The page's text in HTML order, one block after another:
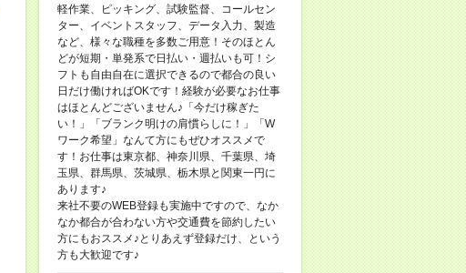
軽作業、ピッキング、試験監督、コールセン
ター、イベントスタッフ、データ入力、製造
など、様々な職種を多数ご用意！そのほとん
どが短期・単発系で日払い・週払いも可！シ
フトも自由自在に選択できるので都合の良い
日だけ働ければOKです！経験が必要なお仕事
はほとんどございません♪「今だけ稼ぎた
い！」「ブランク明けの肩慣らしに！」「W
ワーク希望」なんて方にもぜひオススメで
す！お仕事は東京都、神奈川県、千葉県、埼
玉県、群馬県、茨城県、栃木県と関東一円に
あります♪
来社不要のWEB登録も実施中ですので、なか
なか都合が合わない方や交通費を節約したい
方にもおススメ♪とりあえず登録だけ、という
方も大歓迎です♪